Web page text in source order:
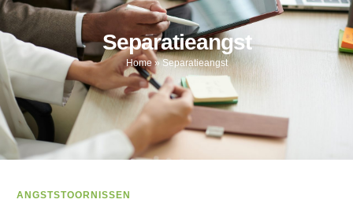
Separatieangst
Home »Separatieangst
ANGSTSTOORNISSEN